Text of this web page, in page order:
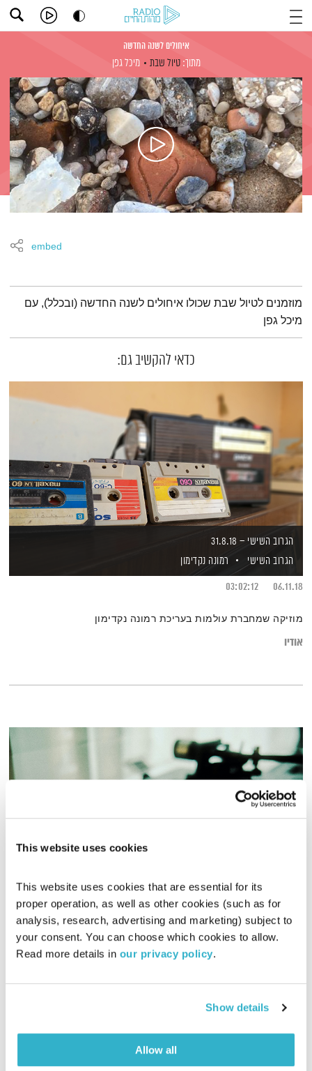
This website uses cookies
This website uses cookies that are essential for its
proper operation, as well as other cookies (such as for
analysis, research, advertising and marketing) subject to
your consent. You can choose which cookies to allow.
Read more details in our privacy policy.
Show details
Allow all
איחולים לשנה החדשה
מתוך: טיול שבת מיכל גפן
embed
תמצית הפודקאסט
מוזמנים לטיול שבת שכולו איחולים לשנה החדשה (ובכלל), עם
מיכל גפן
כדאי להקשיב גם:
הגרוב השישי – 31.8.18
הגרוב השישי
רמונה נקדימון
06.11.18
03:02:12
מוזיקה שמחברת עולמות בעריכת רמונה נקדימון
אודיו
מסעותיי במרחבי הזמן – 6.12.25
מסעותיי במרחבי הזמן
דדי יצחייק
06.12.25
00:59:17
אודיו